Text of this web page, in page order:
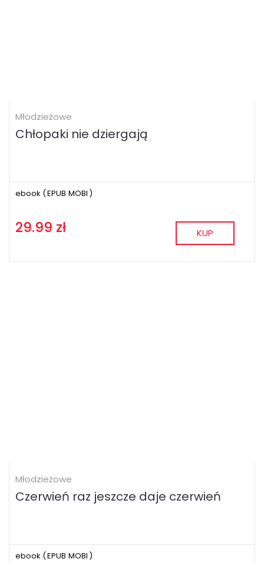
Młodzieżowe
Chłopaki nie dziergają
ebook (EPUB MOBI )
29.99 zł KUP
Młodzieżowe
Czerwień raz jeszcze daje czerwień
ebook (EPUB MOBI )